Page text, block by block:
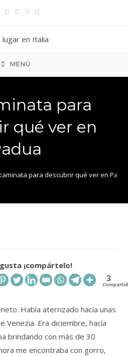
MENÚ
para
qué ver en
para descubrir qué ver en
¡compártelo!
3
Había aterrizado hacía unas
Venezia. Era diciembre, hacía
brindando con más de 30
me encontraba con gorro,